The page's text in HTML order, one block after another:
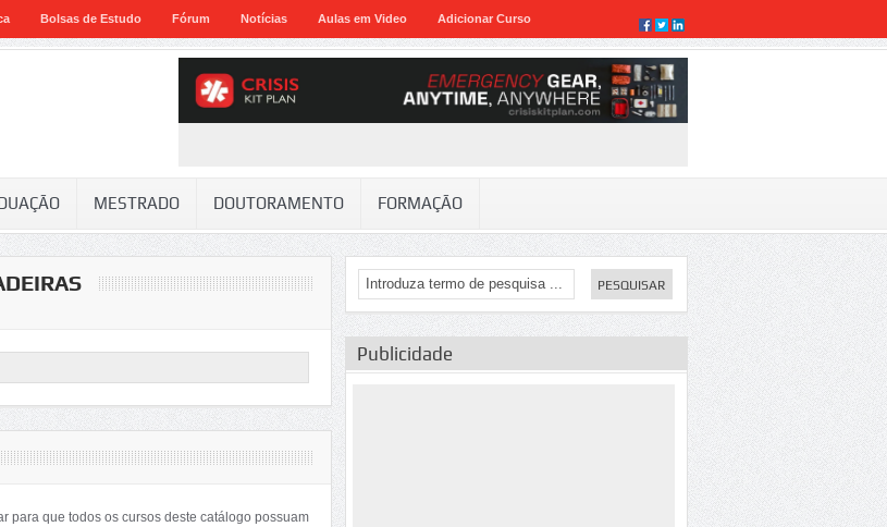
Bolsas de Estudo Fórum Notícias Aulas em Video Adicionar Curso
MESTRADO DOUTORAMENTO FORMAÇÃO
para que todos os cursos deste catálogo possuam
Publicidade